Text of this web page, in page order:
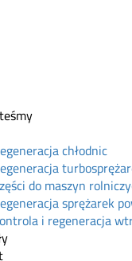
chłodnic
do maszyn
sprężarek
i regeneracja